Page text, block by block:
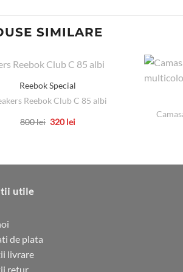
SIMILARE
Reebok Special
Reebok Club C 85 albi
800lei Prețul
320leiPrețul
utile
de plata
livrare
retur